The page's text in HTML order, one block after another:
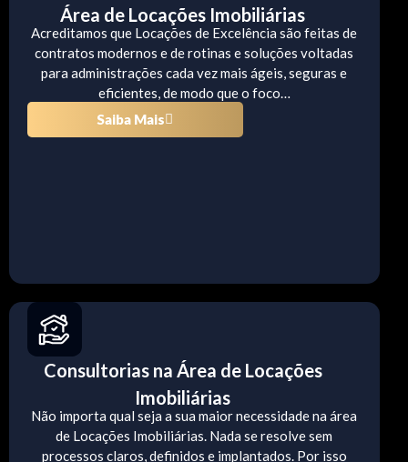
Área de Locações Imobiliárias
Acreditamos que Locações de Excelência são feitas de
contratos modernos e de rotinas e soluções voltadas
para administrações cada vez mais ágeis, seguras e
eficientes, de modo que o foco…
Saiba Mais
Consultorias na Área de Locações
Imobiliárias
Não importa qual seja a sua maior necessidade na área
de Locações Imobiliárias. Nada se resolve sem
processos claros, definidos e implantados. Por isso